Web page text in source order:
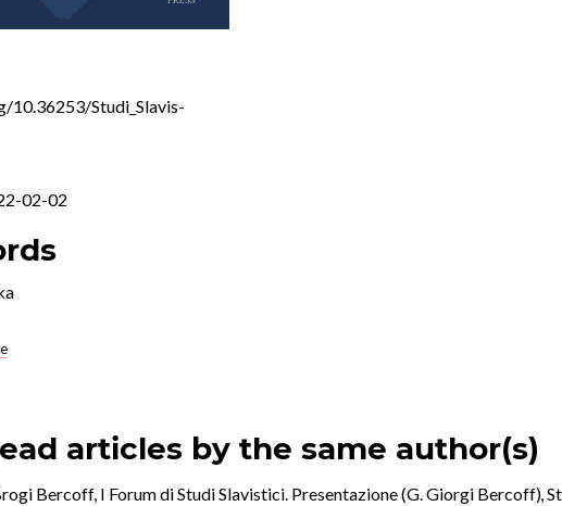
10.36253/Studi_Slavis-
02-02
articles by the same author(s)
Bercoff, I Forum di Studi Slavistici. Presentazione (G. Giorgi Bercoff),